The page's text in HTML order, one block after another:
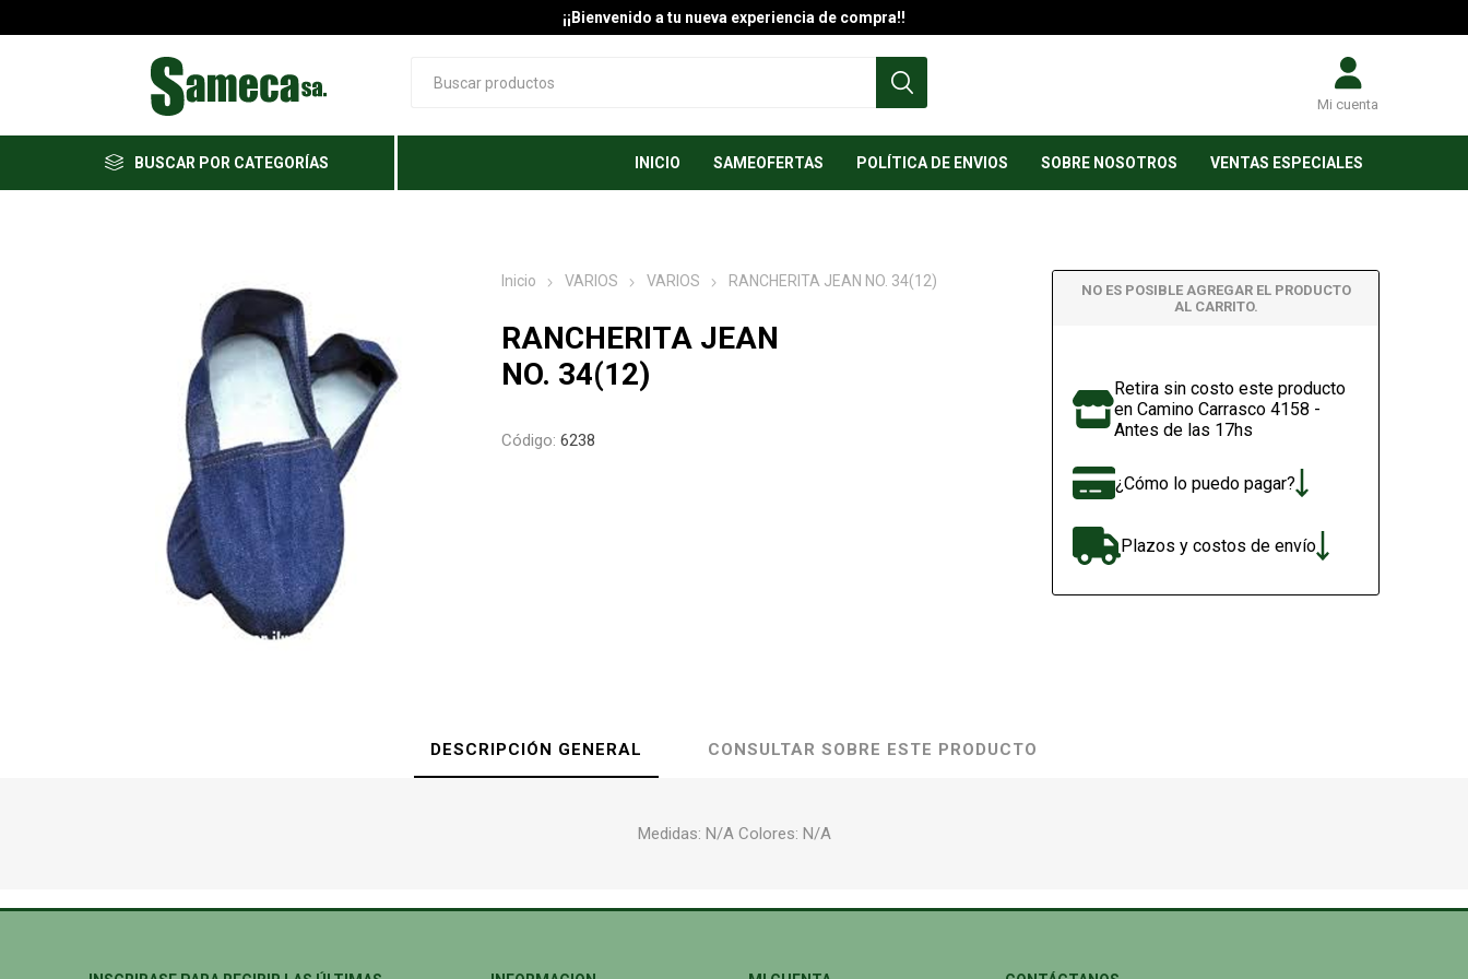
¡¡Bienvenido a tu nueva experiencia de compra!!
Mi cuenta
BUSCAR POR CATEGORÍAS INICIO SAMEOFERTAS POLÍTICA DE ENVIOS SOBRE NOSOTROS VENTAS ESPECIALES
Inicio VARIOS VARIOS RANCHERITA JEAN NO. 34(12)
RANCHERITA JEAN
NO. 34(12)
Código: 6238
NO ES POSIBLE AGREGAR EL PRODUCTO
AL CARRITO.
Retira sin costo este producto
en Camino Carrasco 4158 -
Antes de las 17hs
¿Cómo lo puedo pagar?
Plazos y costos de envío
DESCRIPCIÓN GENERAL CONSULTAR SOBRE ESTE PRODUCTO
Medidas: N/A Colores: N/A